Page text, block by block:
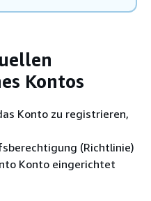
Kontos
Konto zu registrieren,
(Richtlinie)
Konto eingerichtet